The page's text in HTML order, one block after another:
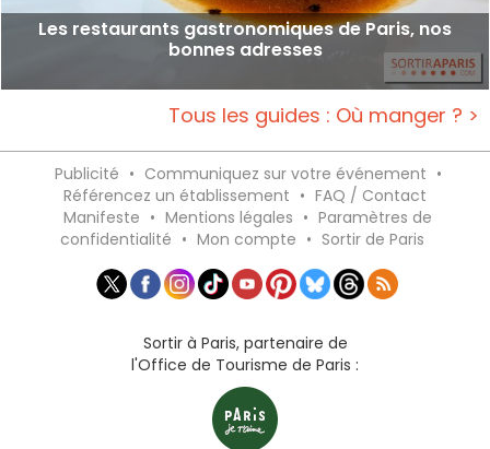
Les restaurants gastronomiques de Paris, nos
bonnes adresses
Tous les guides : Où manger ? >
Publicité • Communiquez sur votre événement •
Référencez un établissement • FAQ / Contact
Manifeste • Mentions légales • Paramètres de
confidentialité • Mon compte • Sortir de Paris
Sortir à Paris, partenaire de
l'Office de Tourisme de Paris :